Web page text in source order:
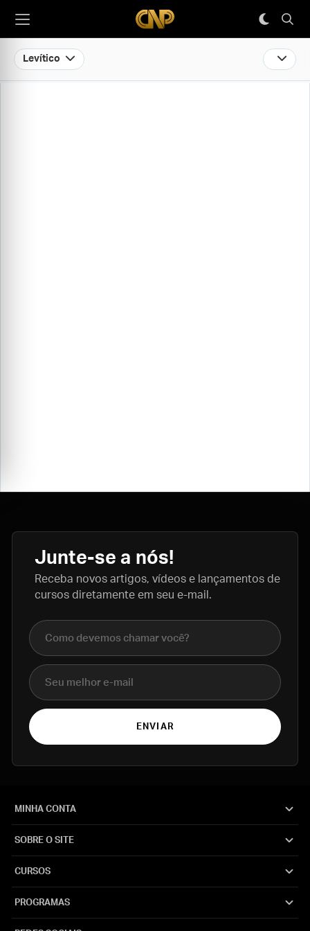
Levítico
Junte-se a nós!
Receba novos artigos, vídeos e lançamentos de
cursos diretamente em seu e-mail.
Nome completo
E-mail
ENVIAR
MINHA CONTA
SOBRE O SITE
CURSOS
PROGRAMAS